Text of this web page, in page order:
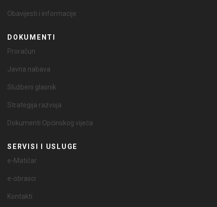
Obavijesti i informacije
DOKUMENTI
Proračun
Javna nabava
Službeni glasnik
Strategija razvoja
Dokumenti Općinskog vijeća
SERVISI I USLUGE
e-Matičar
e-obrasci
Kontakti